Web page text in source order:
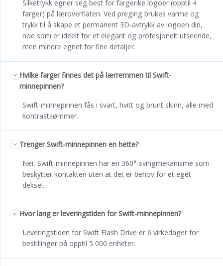
Silketrykk egner seg best for fargerike logoer (opptil 4
farger) på læroverflaten. Ved preging brukes varme og
trykk til å skape et permanent 3D-avtrykk av logoen din,
noe som er ideelt for et elegant og profesjonelt utseende,
men mindre egnet for fine detaljer.
Hvilke farger finnes det på lærremmen til Swift-
minnepinnen?
Swift-minnepinnen fås i svart, hvitt og brunt skinn, alle med
kontrastsømmer.
Trenger Swift-minnepinnen en hette?
Nei, Swift-minnepinnen har en 360°-svingmekanisme som
beskytter kontakten uten at det er behov for et eget
deksel.
Hvor lang er leveringstiden for Swift-minnepinnen?
Leveringstiden for Swift Flash Drive er 6 virkedager for
bestillinger på opptil 5 000 enheter.